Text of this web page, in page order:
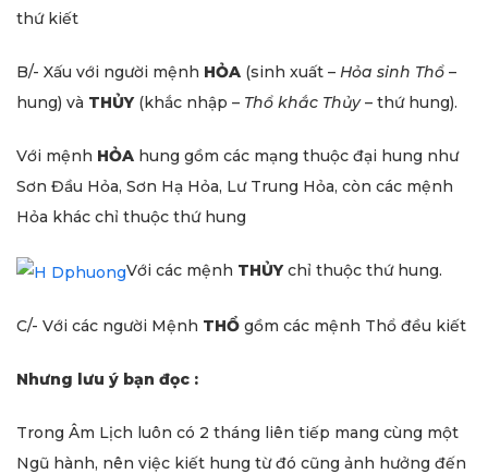
thứ kiết
B/- Xấu với người mệnh HỎA (sinh xuất – Hỏa sinh Thổ –
hung) và THỦY(khắc nhập – Thổ khắc Thủy– thứ hung).
Với mệnh HỎA hung gồm các mạng thuộc đại hung như
Sơn Đầu Hỏa, Sơn Hạ Hỏa, Lư Trung Hỏa, còn các mệnh
Hỏa khác chỉ thuộc thứ hung
Với các mệnh THỦYchỉ thuộc thứ hung.
C/- Với các người Mệnh THỔ gồm các mệnh Thổ đều kiết
Nhưng lưu ý bạn đọc :
Trong Âm Lịch luôn có 2 tháng liên tiếp mang cùng một
Ngũ hành, nên việc kiết hung từ đó cũng ảnh hưởng đến